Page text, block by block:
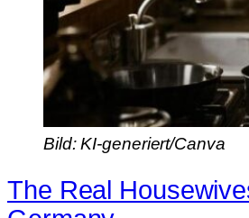
Bild: KI-generiert/Canva
The Real